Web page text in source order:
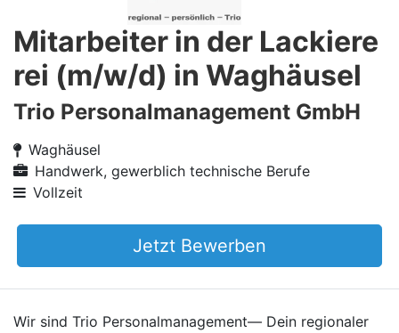
Mitarbeiter in der Lackiere
rei (m/w/d) in Waghäusel
Trio Personalmanagement GmbH
Waghäusel
Handwerk, gewerblich technische Berufe
Vollzeit
Jetzt Bewerben
Wir sind Trio Personalmanagement— Dein regionaler